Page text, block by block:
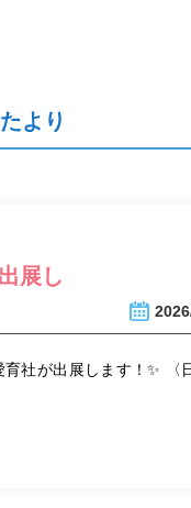
より
展し
社が出展します！✨ 〈